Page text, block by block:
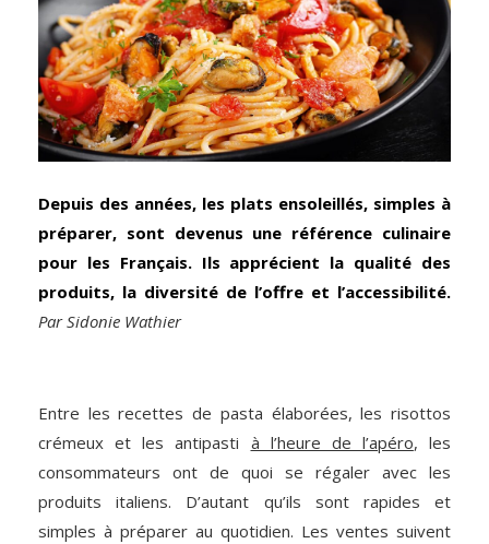
Depuis des années, les plats ensoleillés, simples à
préparer, sont devenus une référence culinaire
pour les Français. Ils apprécient la qualité des
produits, la diversité de l’offre et l’accessibilité.
Par Sidonie Wathier
Entre les recettes de pasta élaborées, les risottos
crémeux et les antipasti à l’heure de l’apéro, les
consommateurs ont de quoi se régaler avec les
produits italiens. D’autant qu’ils sont rapides et
simples à préparer au quotidien. Les ventes suivent